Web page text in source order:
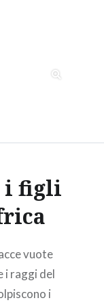
i figli
vuote
i raggi del
i